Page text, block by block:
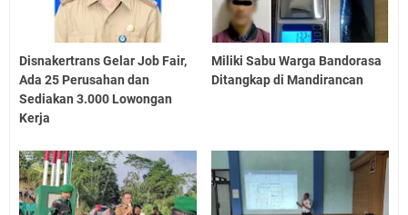
Disnakertrans Gelar Job Fair,
Ada 25 Perusahan dan
Sediakan 3.000 Lowongan
Kerja
Miliki Sabu Warga Bandorasa
Ditangkap di Mandirancan